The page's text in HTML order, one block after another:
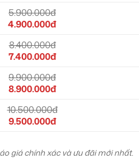
5.900.000đ
4.900.000đ
8.400.000đ
7.400.000đ
9.900.000đ
8.900.000đ
10.500.000đ
9.500.000đ
giá chính xác và ưu đãi mới nhất.